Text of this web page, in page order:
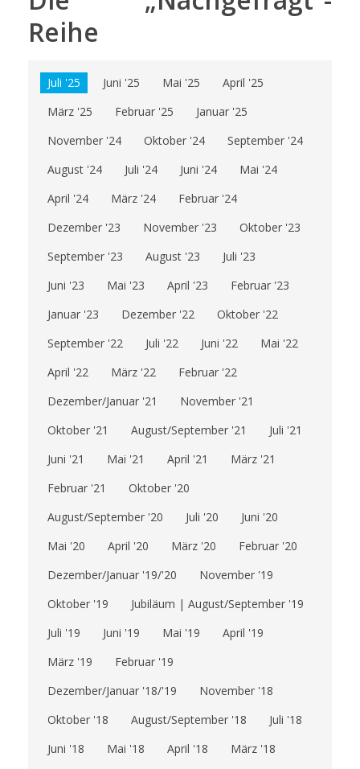
Reihe
Juli '25 Juni '25 Mai '25
April '25
März '25
Februar '25
Januar '25
November '24
Oktober '24
September '24
August '24
Juli '24 Juni '24
Mai '24
April '24
März '24
Februar '24
Dezember '23
November '23
Oktober '23
September '23
August '23
Juli '23
Juni '23
Mai '23 April '23
Februar '23
Januar '23
Dezember '22
Oktober '22
September '22
Juli '22 Juni '22
Mai '22
April '22
März '22
Februar '22
Dezember/Januar '21
November '21
Oktober '21
August/September '21
Juli '21
Juni '21
Mai '21 April '21
März '21
Februar '21
Oktober '20
August/September '20
Juli '20
Juni '20
Mai '20
April '20 März '20
Februar '20
Dezember/Januar '19/'20
November '19
Oktober '19
Jubiläum | August/September '19
Juli '19
Juni '19 Mai '19
April '19
März '19
Februar '19
Dezember/Januar '18/'19
November '18
Oktober '18
August/September '18
Juli '18
Juni '18
Mai '18 April '18
März '18